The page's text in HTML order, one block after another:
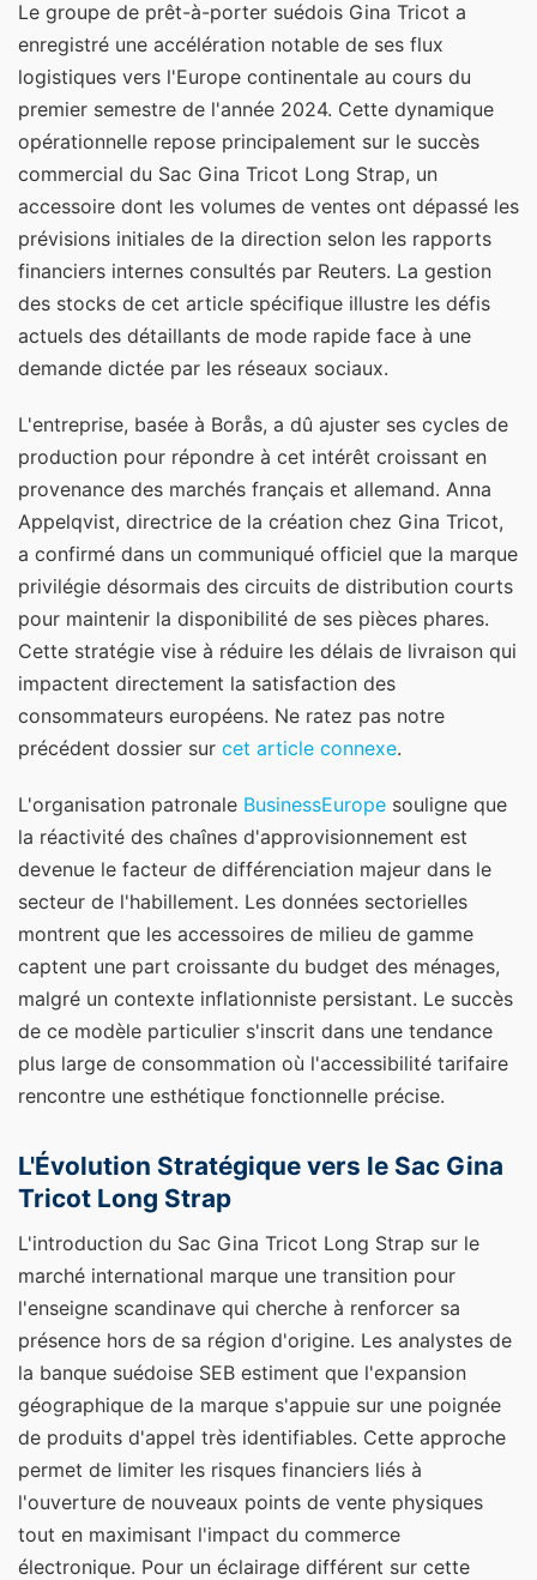
Le groupe de prêt-à-porter suédois Gina Tricot a
enregistré une accélération notable de ses flux
logistiques vers l'Europe continentale au cours du
premier semestre de l'année 2024. Cette dynamique
opérationnelle repose principalement sur le succès
commercial du Sac Gina Tricot Long Strap, un
accessoire dont les volumes de ventes ont dépassé les
prévisions initiales de la direction selon les rapports
financiers internes consultés par Reuters. La gestion
des stocks de cet article spécifique illustre les défis
actuels des détaillants de mode rapide face à une
demande dictée par les réseaux sociaux.
L'entreprise, basée à Borås, a dû ajuster ses cycles de
production pour répondre à cet intérêt croissant en
provenance des marchés français et allemand. Anna
Appelqvist, directrice de la création chez Gina Tricot,
a confirmé dans un communiqué officiel que la marque
privilégie désormais des circuits de distribution courts
pour maintenir la disponibilité de ses pièces phares.
Cette stratégie vise à réduire les délais de livraison qui
impactent directement la satisfaction des
consommateurs européens. Ne ratez pas notre
précédent dossier sur cet article connexe.
L'organisation patronale BusinessEurope souligne que
la réactivité des chaînes d'approvisionnement est
devenue le facteur de différenciation majeur dans le
secteur de l'habillement. Les données sectorielles
montrent que les accessoires de milieu de gamme
captent une part croissante du budget des ménages,
malgré un contexte inflationniste persistant. Le succès
de ce modèle particulier s'inscrit dans une tendance
plus large de consommation où l'accessibilité tarifaire
rencontre une esthétique fonctionnelle précise.
L'Évolution Stratégique vers le Sac Gina
Tricot Long Strap
L'introduction du Sac Gina Tricot Long Strap sur le
marché international marque une transition pour
l'enseigne scandinave qui cherche à renforcer sa
présence hors de sa région d'origine. Les analystes de
la banque suédoise SEB estiment que l'expansion
géographique de la marque s'appuie sur une poignée
de produits d'appel très identifiables. Cette approche
permet de limiter les risques financiers liés à
l'ouverture de nouveaux points de vente physiques
tout en maximisant l'impact du commerce
électronique. Pour un éclairage différent sur cette